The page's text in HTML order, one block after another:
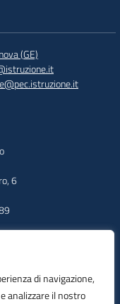
di navigazione,
analizzare il nostro
(GE)
6